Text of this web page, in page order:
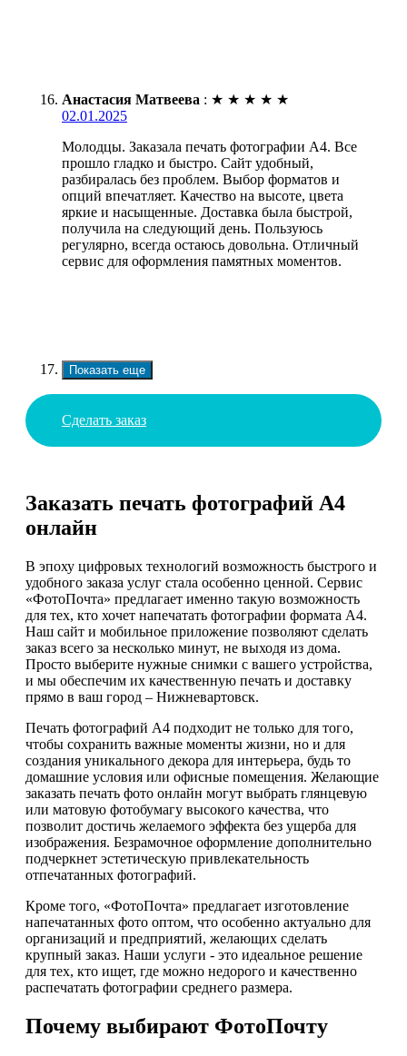
Анастасия Матвеева : ★ ★ ★ ★ ★
02.01.2025
Молодцы. Заказала печать фотографии А4. Все
прошло гладко и быстро. Сайт удобный,
разбиралась без проблем. Выбор форматов и
опций впечатляет. Качество на высоте, цвета
яркие и насыщенные. Доставка была быстрой,
получила на следующий день. Пользуюсь
регулярно, всегда остаюсь довольна. Отличный
сервис для оформления памятных моментов.
Показать еще
Сделать заказ
Заказать печать фотографий А4
онлайн
В эпоху цифровых технологий возможность быстрого и
удобного заказа услуг стала особенно ценной. Сервис
«ФотоПочта» предлагает именно такую возможность
для тех, кто хочет напечатать фотографии формата А4.
Наш сайт и мобильное приложение позволяют сделать
заказ всего за несколько минут, не выходя из дома.
Просто выберите нужные снимки с вашего устройства,
и мы обеспечим их качественную печать и доставку
прямо в ваш город – Нижневартовск.
Печать фотографий А4 подходит не только для того,
чтобы сохранить важные моменты жизни, но и для
создания уникального декора для интерьера, будь то
домашние условия или офисные помещения. Желающие
заказать печать фото онлайн могут выбрать глянцевую
или матовую фотобумагу высокого качества, что
позволит достичь желаемого эффекта без ущерба для
изображения. Безрамочное оформление дополнительно
подчеркнет эстетическую привлекательность
отпечатанных фотографий.
Кроме того, «ФотоПочта» предлагает изготовление
напечатанных фото оптом, что особенно актуально для
организаций и предприятий, желающих сделать
крупный заказ. Наши услуги - это идеальное решение
для тех, кто ищет, где можно недорого и качественно
распечатать фотографии среднего размера.
Почему выбирают ФотоПочту